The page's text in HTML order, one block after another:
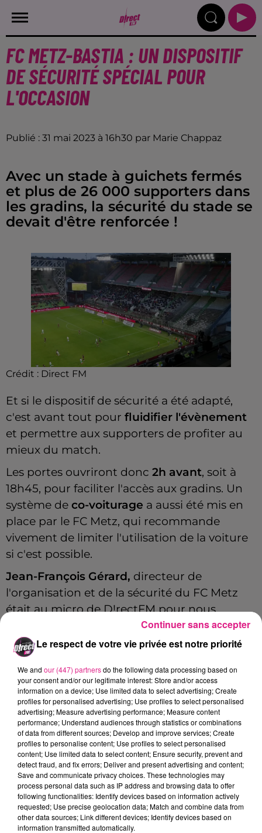
FC METZ-BASTIA : UN DISPOSITIF
DE SÉCURITÉ SPÉCIAL POUR
L'OCCASION
Publié : 31 mai 2023 à 16h30 par Marie Chappaz
Avec un stade à guichets fermés
et plus de 26 000 supporters dans
les gradins, la sécurité du stade se
devait d'être renforcée !
Crédit : Direct FM
Et si le dispositif de sécurité a été adapté,
c'est avant tout pour fluidifier l'évènement
et permettre aux supporters de profiter au
mieux du match.
Les portes ouvriront donc 2h avant, soit à
18h45, pour faciliter l'accès aux gradins. Un
système de co-voiturage a aussi été mis en
place par le FC Metz, qui recommande
vivement de limiter l'utilisation de la voiture
si c'est possible.
Jean-François Gérard, directeur de
l'organisation et de la sécurité du FC Metz
était au micro de D!rectFM pour nous
donner ses conseils pratiques avantce
dernier match de la saisonqui opposera
Metz à Bastia.
Jean-François Gérard nous donne ses conseils.
Interview Jean-François Gérard
Crédit :Marie Chappaz
Alors rendez-vous au satde ce vendredi à
partir de 18h45 pour le coup d'envoi à 20h45
Le respect de votre vie privée est notre priorité
We and our (447) partnersdo the following data processing based on
your consent and/or our legitimate interest: Store and/or access
information on a device; Use limited data to select advertising; Create
profiles for personalised advertising; Use profiles to select personalised
advertising; Measure advertising performance; Measure content
performance; Understand audiences through statistics or combinations
of data from different sources; Develop and improve services; Create
profiles to personalise content; Use profiles to select personalised
content; Use limited data to select content; Ensure security, prevent and
detect fraud, and fix errors; Deliver and present advertising and content;
Save and communicate privacy choices. These technologies may
process personal data such as IP address and browsing data to offer
following functionalities: Identify devices based on information actively
requested; Use precise geolocation data; Match and combine data from
other data sources; Link different devices; Identify devices based on
information transmitted automatically.
Continuer sans accepter